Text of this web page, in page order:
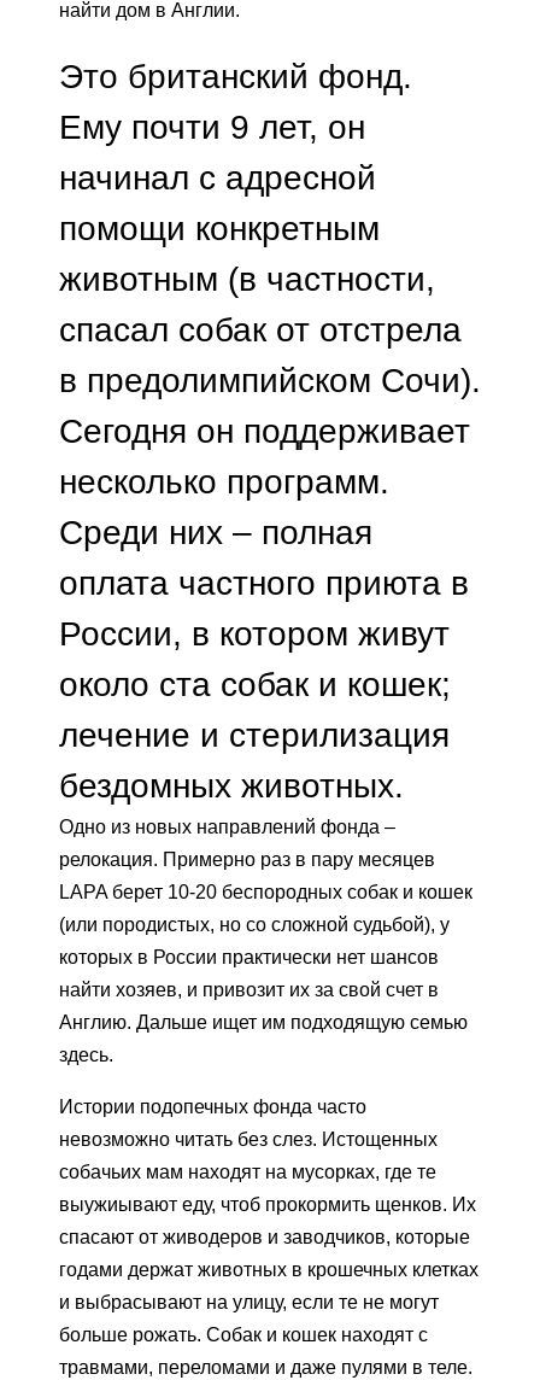
найти дом в Англии.
Это британский фонд.
Ему почти 9 лет, он
начинал с адресной
помощи конкретным
животным (в частности,
спасал собак от отстрела
в предолимпийском Сочи).
Сегодня он поддерживает
несколько программ.
Среди них – полная
оплата частного приюта в
России, в котором живут
около ста собак и кошек;
лечение и стерилизация
бездомных животных.
Одно из новых направлений фонда –
релокация. Примерно раз в пару месяцев
LAPA берет 10-20 беспородных собак и кошек
(или породистых, но со сложной судьбой), у
которых в России практически нет шансов
найти хозяев, и привозит их за свой счет в
Англию. Дальше ищет им подходящую семью
здесь.
Истории подопечных фонда часто
невозможно читать без слез. Истощенных
собачьих мам находят на мусорках, где те
выужиывают еду, чтоб прокормить щенков. Их
спасают от живодеров и заводчиков, которые
годами держат животных в крошечных клетках
и выбрасывают на улицу, если те не могут
больше рожать. Собак и кошек находят с
травмами, переломами и даже пулями в теле.